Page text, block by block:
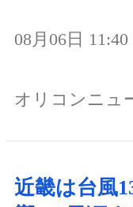
08月06日 11:40
オリコンニュ
近畿は台風